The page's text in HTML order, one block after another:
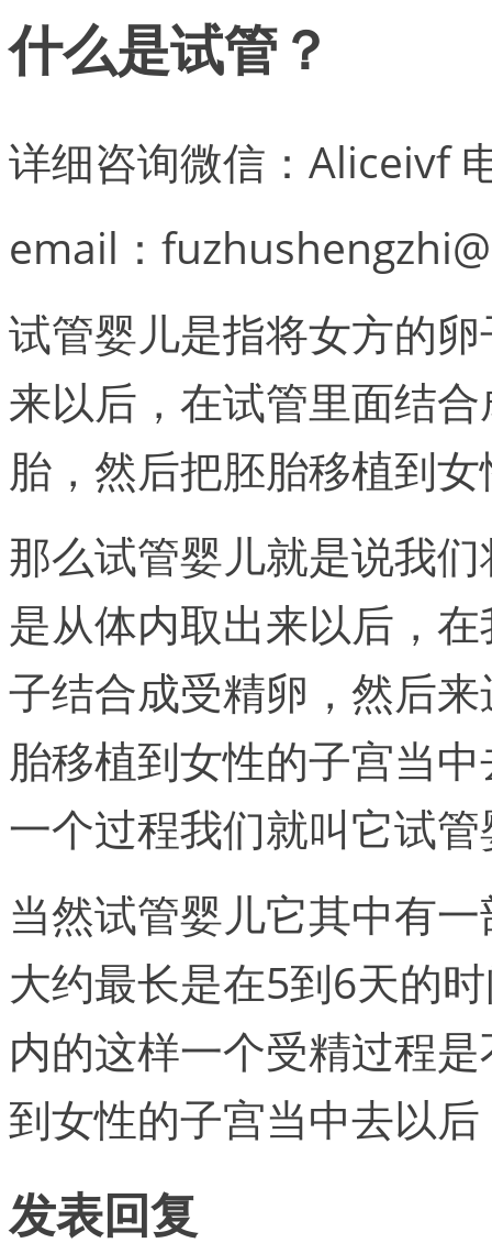
什么是试管？
详细咨询微信：Aliceivf
email：
试管婴儿是指将女方的
来以后，在试管里面结
胎，然后把胚胎移植到
那么试管婴儿就是说我
是从体内取出来以后，
子结合成受精卵，然后
胎移植到女性的子宫当
一个过程我们就叫它试
当然试管婴儿它其中有
大约最长是在5到6天的
内的这样一个受精过程
到女性的子宫当中去以
发表回复